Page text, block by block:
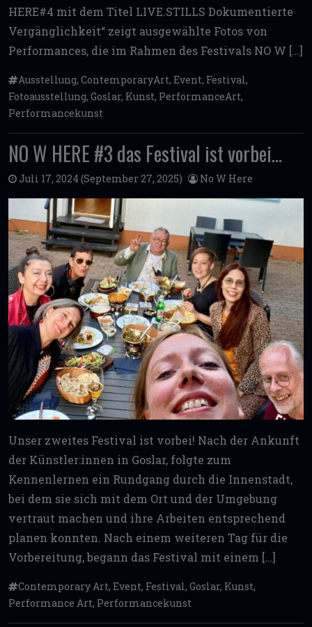
HERE#4 mit dem Titel LIVE.STILLS Dokumentierte
Vergänglichkeit“ zeigt ausgewählte Fotos von
Performances, die im Rahmen des Festivals NO W […]
Ausstellung, ContemporaryArt, Event, Festival,
Fotoausstellung, Goslar, Kunst, PerformanceArt,
Performancekunst
NO W HERE #3 das Festival ist vorbei…
Juli 17, 2024 (September 27, 2025) No W Here
Unser zweites Festival ist vorbei! Nach der Ankunft
der Künstler:innen in Goslar, folgte zum
Kennenlernen ein Rundgang durch die Innenstadt,
bei dem sie sich mit dem Ort und der Umgebung
vertraut machen und ihre Arbeiten entsprechend
planen konnten. Nach einem weiteren Tag für die
Vorbereitung, begann das Festival mit einem […]
Contemporary Art, Event, Festival, Goslar, Kunst,
Performance Art, Performancekunst